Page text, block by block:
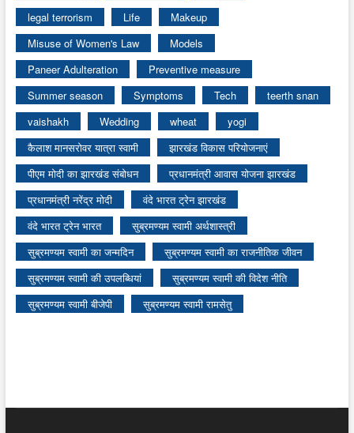
legal terrorism
Life
Makeup
Misuse of Women's Law
Models
Paneer Adulteration
Preventive measure
Summer season
Symptoms Tech
teerth snan
vaishakh
Wedding wheat
yogi
कैलाश मानसरोवर यात्रा स्वामी
झारखंड विकास परियोजनाएं
पीएम मोदी का झारखंड संबोधन
प्रधानमंत्री आवास योजना झारखंड
प्रधानमंत्री नरेंद्र मोदी
वंदे भारत ट्रेन झारखंड
वंदे भारत ट्रेन भारत
सुब्रमण्यम स्वामी अर्थशास्त्री
सुब्रमण्यम स्वामी का जन्मदिन
सुब्रमण्यम स्वामी का राजनीतिक जीवन
सुब्रमण्यम स्वामी की उपलब्धियां
सुब्रमण्यम स्वामी की विदेश नीति
सुब्रमण्यम स्वामी बीजेपी
सुब्रमण्यम स्वामी रामसेतु